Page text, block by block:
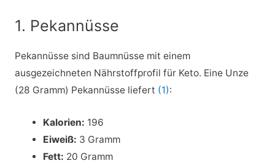
1. Pekannüsse
Pekannüsse sind Baumnüsse mit einem
ausgezeichneten Nährstoffprofil für Keto. Eine Unze
(28 Gramm) Pekannüsse liefert (1):
Kalorien: 196
Eiweiß: 3 Gramm
Fett: 20 Gramm